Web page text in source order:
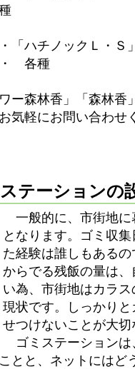
チノックＬ・Ｓ
・ 各種
ー森林香」「森林香
気軽にお問い合わせ
ステーションの
一般的に、市街地に
となります。ゴミ収
た経験は誰しもある
からでる残飯の量は
い為、市街地はカラ
現状です。しっかり
せつけないことが大
ゴミステーションは
とと、ネットにはど